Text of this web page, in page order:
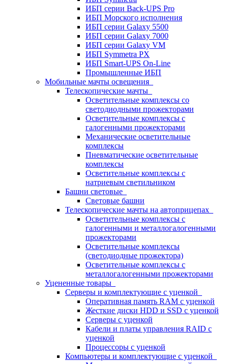
ИБП серии Back-UPS Pro
ИБП Морского исполнения
ИБП серии Galaxy 5500
ИБП серии Galaxy 7000
ИБП серии Galaxy VM
ИБП Symmetra PX
ИБП Smart-UPS On-Line
Промышленные ИБП
Мобильные мачты освещения
Телескопические мачты
Осветительные комплексы со
светодиодными прожекторами
Осветительные комплексы с
галогенными прожекторами
Механические осветительные
комплексы
Пневматические осветительные
комплексы
Осветительные комплексы с
натриевым светильником
Башни световые
Световые башни
Телескопические мачты на автоприцепах
Осветительные комплексы с
галогенными и металлогалогенными
прожекторами
Осветительные комплексы
(светодиодные прожектора)
Осветительные комплексы с
металлогалогенными прожекторами
Уцененные товары
Серверы и комплектующие с уценкой
Оперативная память RAM с уценкой
Жесткие диски HDD и SSD с уценкой
Серверы с уценкой
Кабели и платы управления RAID с
уценкой
Процессоры с уценкой
Компьютеры и комплектующие с уценкой